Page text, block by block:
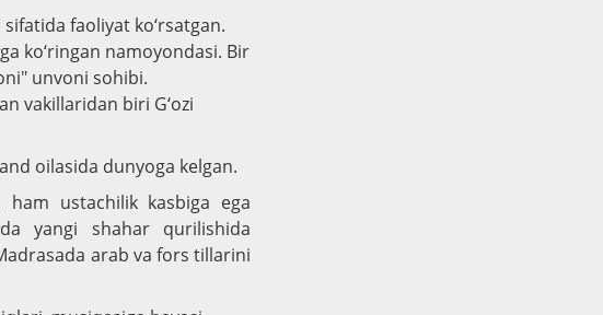
faoliyat ko‘rsatgan.
ko‘ringan namoyondasi. Bir
unvoni sohibi.
vakillaridan biri G‘ozi
oilasida dunyoga kelgan.
ham ustachilik kasbiga ega
yangi shahar qurilishida
arab va fors tillarini